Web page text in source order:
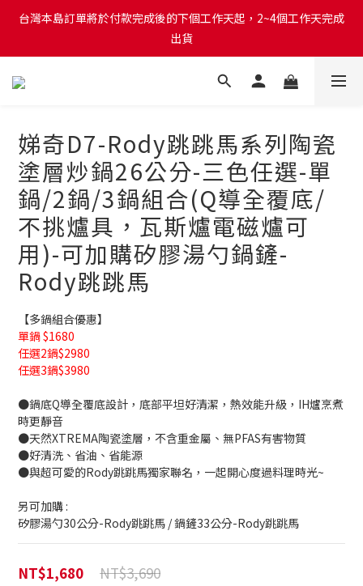
台灣本島訂單將於付款完成後的下個工作天起，2~4個工作天完成
出貨
出貨
台灣本島消費滿$999免運費
出貨
娣奇D7-Rody跳跳馬系列陶瓷
塗層炒鍋26公分-三色任選-單
鍋/2鍋/3鍋組合(Q導全覆底/
不挑爐具，瓦斯爐電磁爐可
用)-可加購矽膠湯勺鍋鏟-
Rody跳跳馬
【多鍋組合優惠】
單鍋 $1680
任選2鍋$2980
任選3鍋$3980
●鍋底Q導全覆底設計，底部平坦好清潔，熱效能升級，IH爐烹煮
時更靜音
●天然XTREMA陶瓷塗層，不含重金屬、無PFAS有害物質
●好清洗、省油、省能源
●與超可愛的Rody跳跳馬獨家聯名，一起開心度過料理時光~
另可加購 :
矽膠湯勺30公分-Rody跳跳馬 / 鍋鏟33公分-Rody跳跳馬
NT$3,690
NT$1,680